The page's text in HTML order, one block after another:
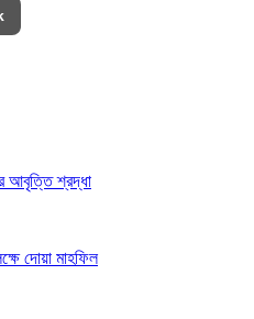
আবৃত্তি শ্রদ্ধা
দোয়া মাহফিল